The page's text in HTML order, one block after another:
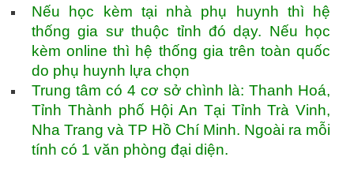
Nếu học kèm tại nhà phụ huynh thì hệ
thống gia sư thuộc tỉnh đó dạy. Nếu học
kèm online thì hệ thống gia trên toàn quốc
do phụ huynh lựa chọn
Trung tâm có 4 cơ sở chình là: Thanh Hoá,
Tỉnh Thành phố Hội An Tại Tỉnh Trà Vinh,
Nha Trang và TP Hồ Chí Minh. Ngoài ra mỗi
tính có 1 văn phòng đại diện.